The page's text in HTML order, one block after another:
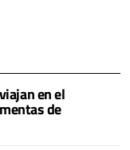
en el
de